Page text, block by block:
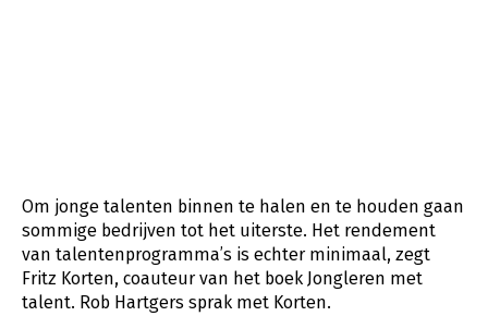
Om jonge talenten binnen te halen en te houden gaan
sommige bedrijven tot het uiterste. Het rendement
van talentenprogramma’s is echter minimaal, zegt
Fritz Korten, coauteur van het boek Jongleren met
talent. Rob Hartgers sprak met Korten.